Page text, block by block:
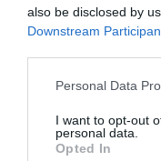
also be disclosed by
Downstream
Personal Data
I want to opt-out
personal data.
Opted In
Υφάνσεις –
Ελλάδα από το
Έκθεση στο
Μουσείο